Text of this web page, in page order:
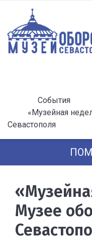
События
«Музейная
Севастополя
Музее